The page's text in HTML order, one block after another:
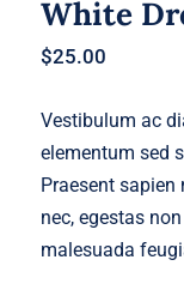
White
$25.00
Vestibulum ac
elementum sed
Praesent
nec, egestas
malesuada